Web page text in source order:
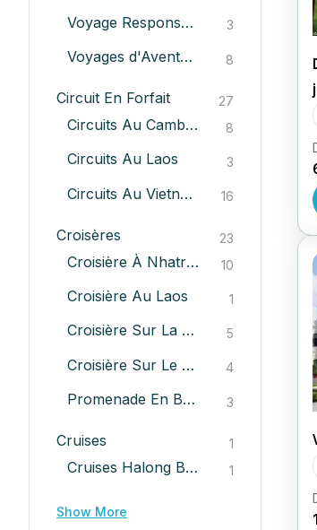
Voyage Responsable 3
Voyages d'Aventures 8
Circuit En Forfait 27
Circuits Au Cambodge 8
Circuits Au Laos 3
Circuits Au Vietnam 16
Croisères 23
Croisière À Nhatrang 10
Croisière Au Laos 1
Croisière Sur La Baie D'Halong 5
Croisière Sur Le Mékong 4
Promenade En Bateau Sur La Rivière De Hoian 3
Cruises 1
Cruises Halong Bay 1
Show More